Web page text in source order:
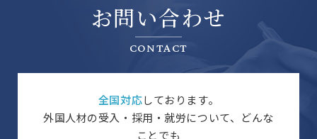
お問い合わせ
CONTACT
全国対応しております。
外国人材の受入・採用・就労について、どんな
ことでも